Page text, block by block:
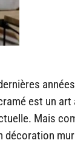
est un
Mais
décoration